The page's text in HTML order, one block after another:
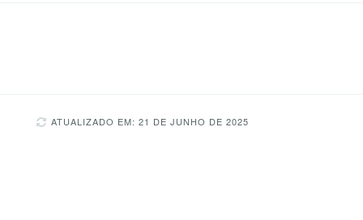
ATUALIZADO EM: 21 DE JUNHO DE 2025